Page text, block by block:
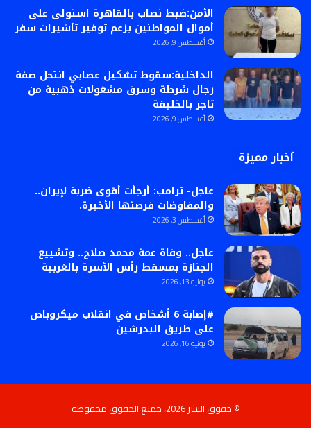
الأمن:ضبط نصاب بالقاهرة استولى على
أموال المواطنين بزعم توفير تأشيرات سفر
أغسطس 9, 2026
الداخلية:سقوط تشكيل عصابي انتحل صفة
رجال شرطة وسرق مشغولات ذهبية من
تاجر بالخليفة
أغسطس 9, 2026
أخبار مميزة
عاجل- ترامب: أرجأت أقوى ضربة لإيران..
والمفاوضات فرصتها الأخيرة.
أغسطس 3, 2026
عاجل.. وفاة عمة محمد صلاح.. وتشييع
الجنازة بمسقط رأس الأسرة بالغربية
يوليو 13, 2026
#إصابة 6 أشخاص في انقلاب ميكروباص
على طريق البدرشين
يونيو 16, 2026
© حقوق النشر 2026، جميع الحقوق محفوظة